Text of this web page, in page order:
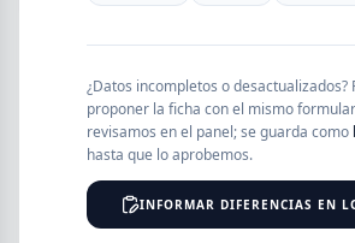
¿Datos incompletos o desactualizados?
proponer la ficha con el mismo
revisamos en el panel; se guarda como
hasta que lo aprobemos.
INFORMAR DIFERENCIAS EN